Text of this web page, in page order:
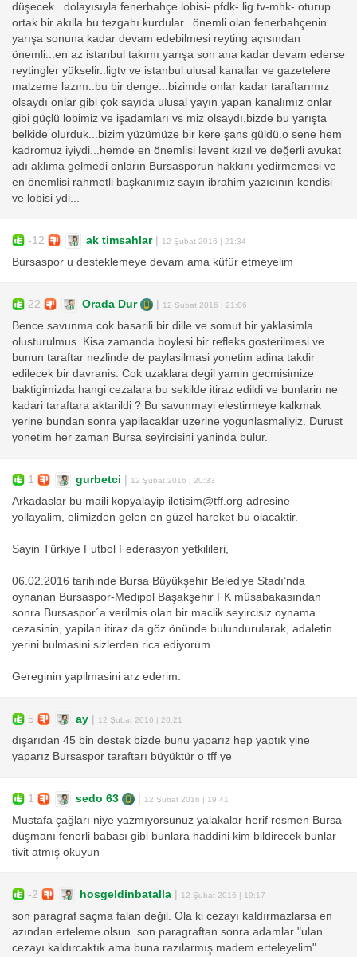
düşecek...dolayısıyla fenerbahçe lobisi- pfdk- lig tv-mhk- oturup
ortak bir akılla bu tezgahı kurdular...önemli olan fenerbahçenin
yarışa sonuna kadar devam edebilmesi reyting açısından
önemli...en az istanbul takımı yarışa son ana kadar devam ederse
reytingler yükselir..ligtv ve istanbul ulusal kanallar ve gazetelere
malzeme lazım..bu bir denge...bizimde onlar kadar taraftarımız
olsaydı onlar gibi çok sayıda ulusal yayın yapan kanalımız onlar
gibi güçlü lobimiz ve işadamları vs miz olsaydı.bizde bu yarışta
belkide olurduk...bizim yüzümüze bir kere şans güldü.o sene hem
kadromuz iyiydi...hemde en önemlisi levent kızıl ve değerli avukat
adı aklıma gelmedi onların Bursasporun hakkını yedirmemesi ve
en önemlisi rahmetli başkanımız sayın ibrahim yazıcının kendisi
ve lobisi ydi...
-12 ak timsahlar| 12 Şubat 2016 | 21:34
Bursaspor u desteklemeye devam ama küfür etmeyelim
22 Orada Dur 12 Şubat 2016 | 21:06
Bence savunma cok basarili bir dille ve somut bir yaklasimla
olusturulmus. Kisa zamanda boylesi bir refleks gosterilmesi ve
bunun taraftar nezlinde de paylasilmasi yonetim adina takdir
edilecek bir davranis. Cok uzaklara degil yamin gecmisimize
baktigimizda hangi cezalara bu sekilde itiraz edildi ve bunlarin ne
kadari taraftara aktarildi ? Bu savunmayi elestirmeye kalkmak
yerine bundan sonra yapilacaklar uzerine yogunlasmaliyiz. Durust
yonetim her zaman Bursa seyircisini yaninda bulur.
1 gurbetci 12 Şubat 2016 | 20:33
Arkadaslar bu maili kopyalayip iletisim@tff.org adresine
yollayalim, elimizden gelen en güzel hareket bu olacaktir.
Sayin Türkiye Futbol Federasyon yetkilileri,
06.02.2016 tarihinde Bursa Büyükşehir Belediye Stadı’nda
oynanan Bursaspor-Medipol Başakşehir FK müsabakasından
sonra Bursaspor´a verilmis olan bir maclik seyircisiz oynama
cezasinin, yapilan itiraz da göz önünde bulundurularak, adaletin
yerini bulmasini sizlerden rica ediyorum.
Gereginin yapilmasini arz ederim.
5 ay 12 Şubat 2016 | 20:21
dışarıdan 45 bin destek bizde bunu yaparız hep yaptık yine
yaparız Bursaspor taraftarı büyüktür o tff ye
1 sedo 63 12 Şubat 2016 | 19:41
Mustafa çağları niye yazmıyorsunuz yalakalar herif resmen Bursa
düşmanı fenerli babası gibi bunlara haddini kim bildirecek bunlar
tivit atmış okuyun
-2 hosgeldinbatalla 12 Şubat 2016 | 19:17
son paragraf saçma falan değil. Ola ki cezayı kaldırmazlarsa en
azından erteleme olsun. son paragraftan sonra adamlar "ulan
cezayı kaldırcaktık ama buna razılarmış madem erteleyelim"